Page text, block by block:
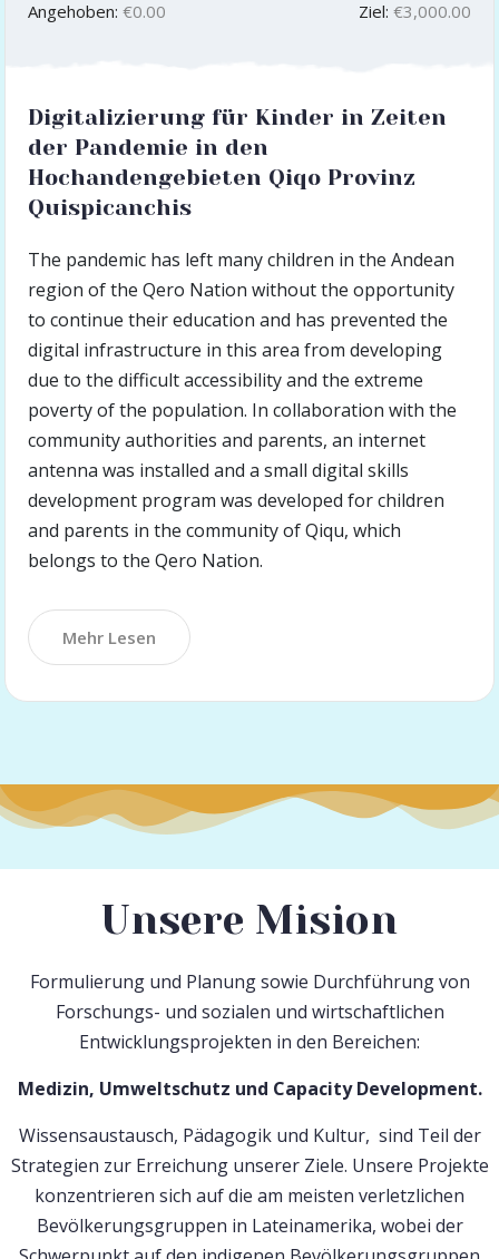
Angehoben: €0.00 Ziel: €3,000.00
Digitalizierung für Kinder in Zeiten
der Pandemie in den
Hochandengebieten Qiqo Provinz
Quispicanchis
The pandemic has left many children in the Andean
region of the Qero Nation without the opportunity
to continue their education and has prevented the
digital infrastructure in this area from developing
due to the difficult accessibility and the extreme
poverty of the population. In collaboration with the
community authorities and parents, an internet
antenna was installed and a small digital skills
development program was developed for children
and parents in the community of Qiqu, which
belongs to the Qero Nation.
Mehr Lesen
Unsere Mision
Formulierung und Planung sowie Durchführung von
Forschungs- und sozialen und wirtschaftlichen
Entwicklungsprojekten in den Bereichen:
Medizin, Umweltschutz und Capacity Development.
Wissensaustausch, Pädagogik und Kultur, sind Teil der
Strategien zur Erreichung unserer Ziele. Unsere Projekte
konzentrieren sich auf die am meisten verletzlichen
Bevölkerungsgruppen in Lateinamerika, wobei der